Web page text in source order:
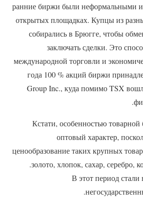
ранние биржи были неформальными и
открытых площадках. Купцы из
собирались в Брюгге, чтобы
заключать сделки. Это
международной торговли и
года 100 % акций биржи
Group Inc., куда помимо TSX
Кстати, особенностью товарной
оптовый характер,
ценообразование таких крупных
золото, хлопок, сахар, серебро,
В этот период